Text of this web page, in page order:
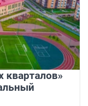
кварталов»